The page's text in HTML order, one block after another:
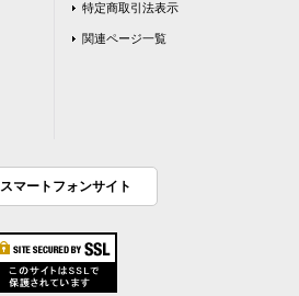
特定商取引法表示
関連ページ一覧
スマートフォンサイト